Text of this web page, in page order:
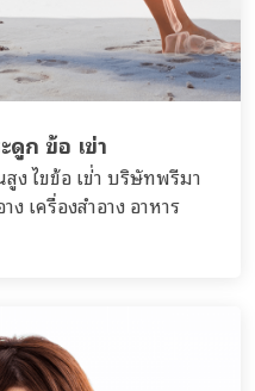
ก ข้อ เข่า
ง ไขข้อ เข่่า บริษัทพรีมา
เครื่องสำอาง อาหาร